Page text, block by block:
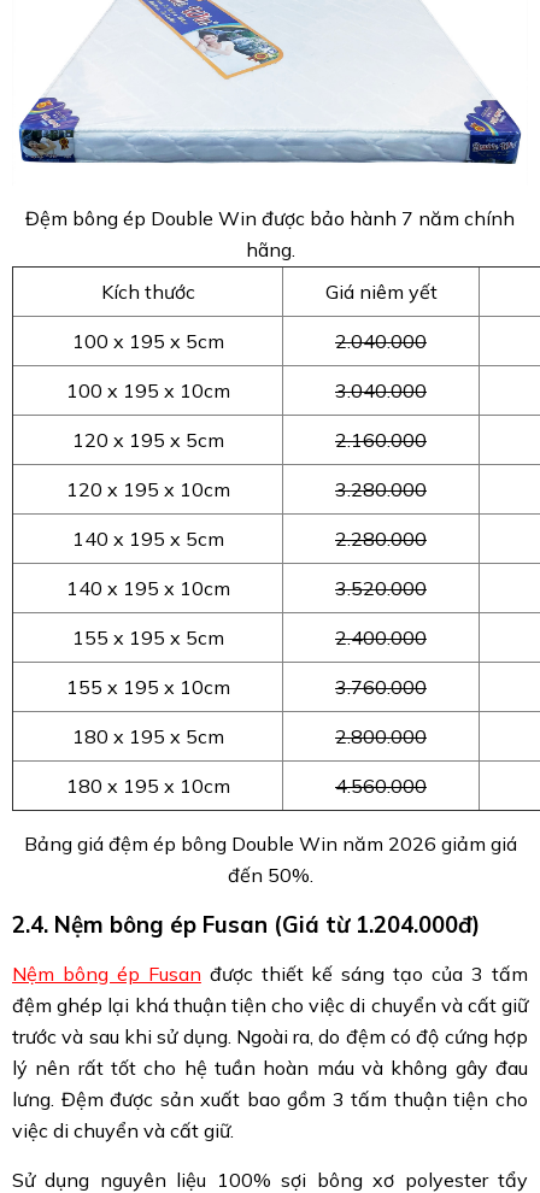
Đệm bông ép Double Win được bảo hành 7 năm chính
hãng.
Kích thước
Giá niêm yết
100 x 195 x 5cm 2.040.000
100 x 195 x 10cm 3.040.000
120 x 195 x 5cm 2.160.000
120 x 195 x 10cm 3.280.000
140 x 195 x 5cm 2.280.000
140 x 195 x 10cm 3.520.000
155 x 195 x 5cm 2.400.000
155 x 195 x 10cm 3.760.000
180 x 195 x 5cm 2.800.000
180 x 195 x 10cm 4.560.000
Bảng giá đệm ép bông Double Win năm 2026 giảm giá
đến 50%.
2.4. Nệm bông ép Fusan (Giá từ 1.204.000đ)
Nệm bông ép Fusan được thiết kế sáng tạo của 3 tấm
đệm ghép lại khá thuận tiện cho việc di chuyển và cất giữ
trước và sau khi sử dụng. Ngoài ra, do đệm có độ cứng hợp
lý nên rất tốt cho hệ tuần hoàn máu và không gây đau
lưng. Đệm được sản xuất bao gồm 3 tấm thuận tiện cho
việc di chuyển và cất giữ.
Sử dụng nguyên liệu 100% sợi bông xơ polyester tẩy